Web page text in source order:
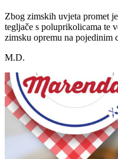
Zbog zimskih uvjeta promet
tegljače s poluprikolicama te
zimsku opremu na pojedinim
M.D.